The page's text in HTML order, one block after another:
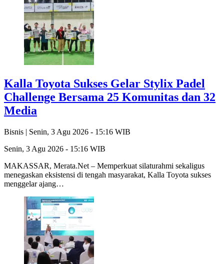
Kalla Toyota Sukses Gelar Stylix Padel
Challenge Bersama 25 Komunitas dan 32
Media
Bisnis | Senin, 3 Agu 2026 - 15:16 WIB
Senin, 3 Agu 2026 - 15:16 WIB
MAKASSAR, Merata.Net – Memperkuat silaturahmi sekaligus
menegaskan eksistensi di tengah masyarakat, Kalla Toyota sukses
menggelar ajang…